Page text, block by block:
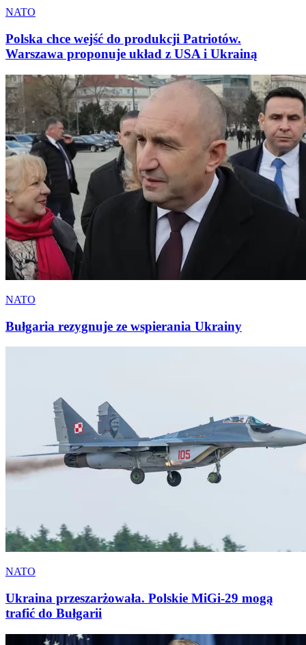
NATO
Polska chce wejść do produkcji Patriotów.
Warszawa proponuje układ z USA i Ukrainą
NATO
Bułgaria rezygnuje ze wspierania Ukrainy
NATO
Ukraina przeszarżowała. Polskie MiGi-29 mogą
trafić do Bułgarii